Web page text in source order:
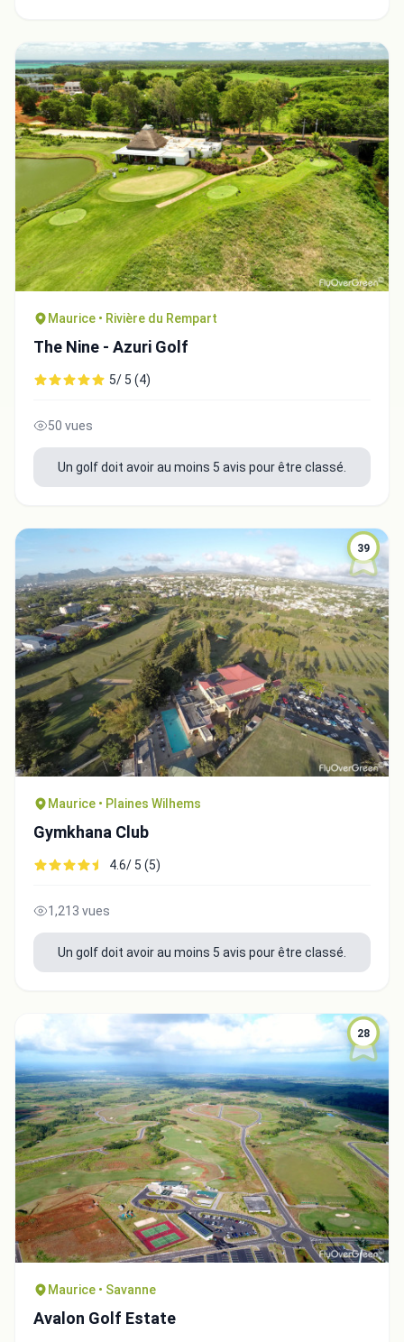
Maurice • Rivière du Rempart
The Nine - Azuri Golf
5/ 5 (4)
50 vues
Un golf doit avoir au moins 5 avis pour être classé.
39
Maurice • Plaines Wilhems
Gymkhana Club
4.6/ 5 (5)
1,213 vues
Un golf doit avoir au moins 5 avis pour être classé.
28
Maurice • Savanne
Avalon Golf Estate
Intégrer la video
Choix de la vidéo: